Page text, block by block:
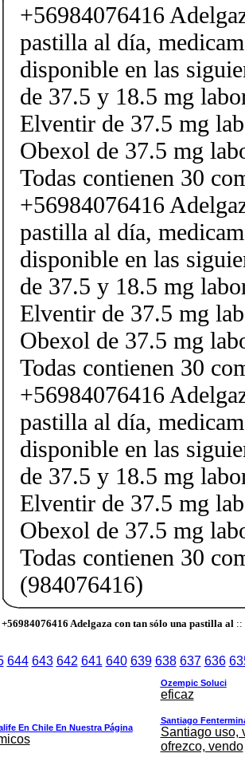
+56984076416
pastilla al día,
disponible en las
de 37.5 y 18.5 mg
Elventir de 37.5 mg
Obexol de 37.5 mg
Todas contienen 30
+56984076416
pastilla al día,
disponible en las
de 37.5 y 18.5 mg
Elventir de 37.5 mg
Obexol de 37.5 mg
Todas contienen 30
+56984076416
pastilla al día,
disponible en las
de 37.5 y 18.5 mg
Elventir de 37.5 mg
Obexol de 37.5 mg
Todas contienen 30
(984076416)
+56984076416 Adelgaza con tan sólo una pastilla al ::
644 643 642 641 640 639 638 637 636
Ozempic Soluci
eficaz
En Chile En Nuestra Página
Santiago
Santiago uso,
ofrezco, vendo